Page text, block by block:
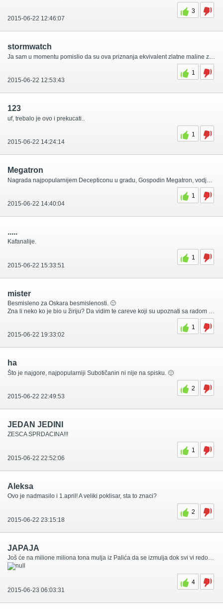
3
2015-06-22 12:46:07
stormwatch
1
2015-06-22 12:53:43
123
uf, trebalo je ovo i prekucati..
1
2015-06-22 14:24:14
Megatron
1
2015-06-22 14:40:04
.....
Kafanalije.
1
2015-06-22 15:33:51
mister
Besmisleno za Oskara besmislenosti. 🙂
1
2015-06-22 19:33:02
ha
Što je najgore, najpopularniji Subotičanin ni nije na spisku. 🙂
2
2015-06-22 22:49:53
JEDAN JEDINI
ZESCA SPRDACINA!!!
1
2015-06-22 22:52:06
Aleksa
Ovo je nadmasilo i 1.april! A veliki poklisar, sta to znaci?
2
2015-06-22 23:15:18
JAPAJA
Još će na milione miliona tona mulja iz Palića da se izmulja dok svi vi redom počevši od žirija pa do kojekakvih vikara i poklisara ne budete primirisati našem Stipanu.
4
2015-06-23 06:03:31